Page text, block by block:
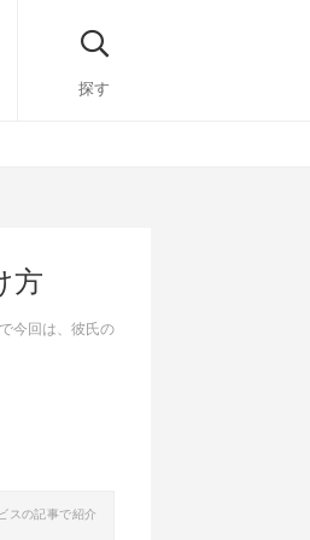
探す
方
今回は、彼氏の
スの記事で紹介